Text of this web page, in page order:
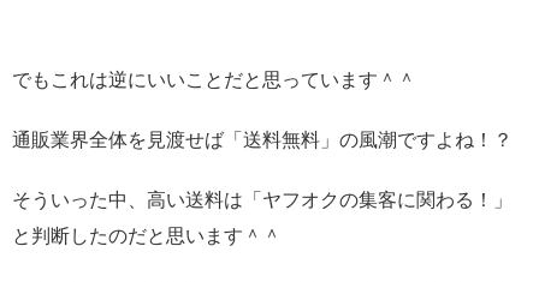
でもこれは逆にいいことだと思っています＾＾
通販業界全体を見渡せば「送料無料」の風潮ですよね！？
そういった中、高い送料は「ヤフオクの集客に関わる！」
と判断したのだと思います＾＾